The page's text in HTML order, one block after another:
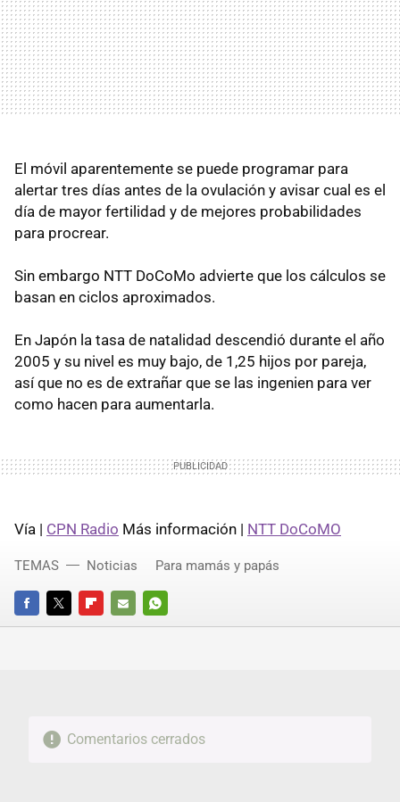
El móvil aparentemente se puede programar para
alertar tres días antes de la ovulación y avisar cual es el
día de mayor fertilidad y de mejores probabilidades
para procrear.
Sin embargo NTT DoCoMo advierte que los cálculos se
basan en ciclos aproximados.
En Japón la tasa de natalidad descendió durante el año
2005 y su nivel es muy bajo, de 1,25 hijos por pareja,
así que no es de extrañar que se las ingenien para ver
como hacen para aumentarla.
Vía | CPN Radio Más información | NTT DoCoMO
FACEBOOKTWITTERFLIPBOARD
E-
WHATSAPP
TEMAS Noticias Para mamás y papás
Comentarios cerrados